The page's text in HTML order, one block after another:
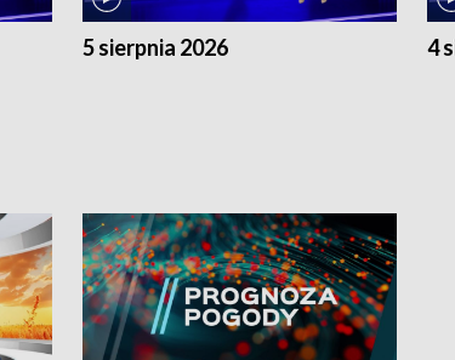
5 sierpnia 2026 4